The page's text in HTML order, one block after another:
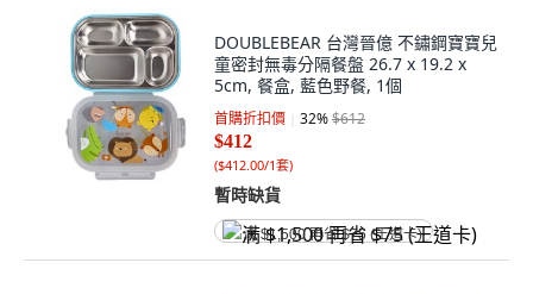
DOUBLEBEAR 台灣晉億 不鏽鋼寶寶兒
童密封無毒分隔餐盤 26.7 x 19.2 x
5cm, 餐盒, 藍色野餐, 1個
首購折扣價 32%$612
$412
($412.00/1套)
暫時缺貨
满 $1,500 再省 $75 (王道卡)